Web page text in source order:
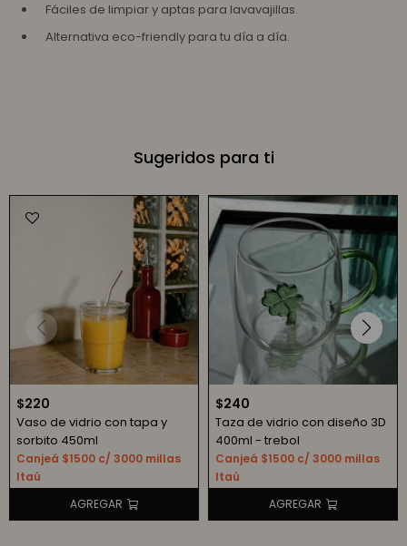
Fáciles de limpiar y aptas para lavavajillas.
Alternativa eco-friendly para tu día a día.
Sugeridos para ti
$220
Vaso de vidrio con tapa y
sorbito 450ml
Canjeá $1500 c/ 3000 millas
Itaú
$240
Taza de vidrio con diseño 3D
400ml - trebol
Canjeá $1500 c/ 3000 millas
Itaú